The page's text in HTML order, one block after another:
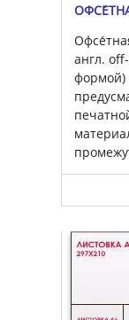
англ.
формой)